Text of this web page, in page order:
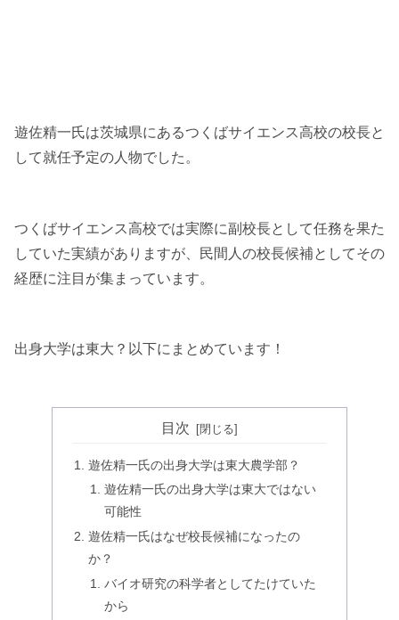
遊佐精一氏は茨城県にあるつくばサイエンス高校の校長と
して就任予定の人物でした。
つくばサイエンス高校では実際に副校長として任務を果た
していた実績がありますが、民間人の校長候補としてその
経歴に注目が集まっています。
出身大学は東大？以下にまとめています！
目次
遊佐精一氏の出身大学は東大農学部？
遊佐精一氏の出身大学は東大ではない
可能性
遊佐精一氏はなぜ校長候補になったの
か？
バイオ研究の科学者としてたけていた
から